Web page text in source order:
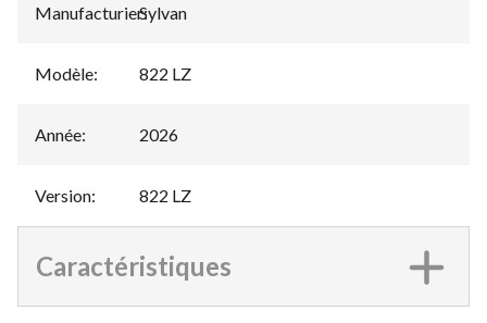
Manufacturier:
Sylvan
Modèle: 822 LZ
Année: 2026
Version: 822 LZ
Caractéristiques